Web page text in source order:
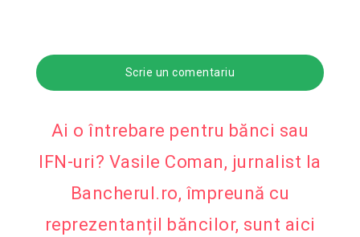
Scrie un comentariu
Ai o întrebare pentru bănci sau
IFN-uri? Vasile Coman, jurnalist la
Bancherul.ro, împreună cu
reprezentanțiI băncilor, sunt aici